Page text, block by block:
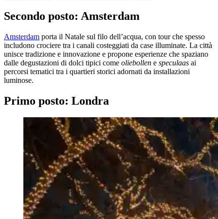
Secondo posto: Amsterdam
Amsterdam porta il Natale sul filo dell’acqua, con tour che spesso
includono crociere tra i canali costeggiati da case illuminate. La città
unisce tradizione e innovazione e propone esperienze che spaziano
dalle degustazioni di dolci tipici come oliebollen e speculaas ai
percorsi tematici tra i quartieri storici adornati da installazioni
luminose.
Primo posto: Londra